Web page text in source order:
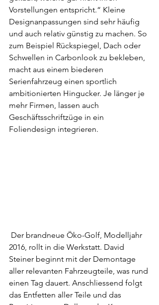
Vorstellungen entspricht.“ Kleine
Designanpassungen sind sehr häufig
und auch relativ günstig zu machen. So
zum Beispiel Rückspiegel, Dach oder
Schwellen in Carbonlook zu bekleben,
macht aus einem biederen
Serienfahrzeug einen sportlich
ambitionierten Hingucker. Je länger je
mehr Firmen, lassen auch
Geschäftsschriftzüge in ein
Foliendesign integrieren.
2016, rollt in die Werkstatt. David
Steiner beginnt mit der Demontage
aller relevanten Fahrzeugteile, was rund
einen Tag dauert. Anschliessend folgt
das Entfetten aller Teile und das